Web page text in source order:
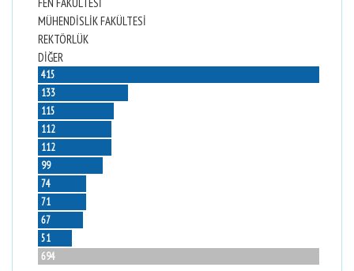
MÜHENDİSLİK FAKÜLTESİ
REKTÖRLÜK
DİĞER
415
133
115
112
112
99
74
71
67
51
694